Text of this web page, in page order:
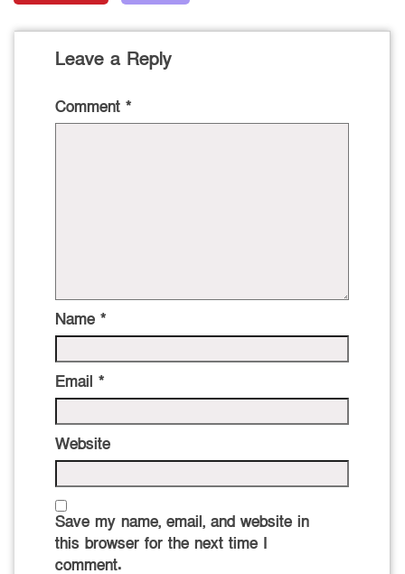
Leave a Reply
Comment *
Name *
Email *
Website
Save my name, email, and website in
this browser for the next time I
comment.